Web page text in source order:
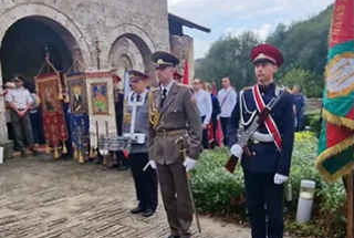
ноември 2025 година ќе го потпишат
Договорот за подготовка, изградба и
експлоатација на прекуграничен
железнички тунел меѓу двете држави.
Церемонијата ќе се одржи на
железничката станица во Ѓуешево,
БГНЕС. На настанот ќе присуствуваат
претставници на Европската комисија,
дипломатските мисии на земјите од ЕУ и